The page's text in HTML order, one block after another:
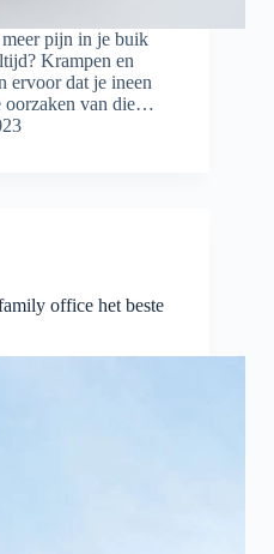
pijn in je buik
Krampen en
ervoor dat je ineen
oorzaken van die…
office het beste